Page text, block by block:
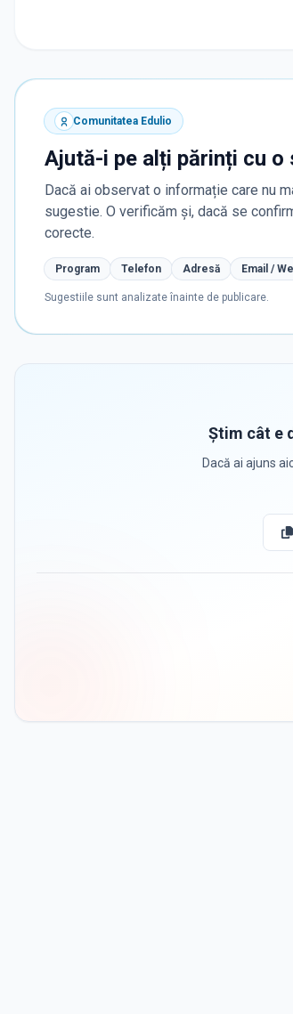
Comunitatea Edulio
Ajută-i pe alți părinți cu o
Dacă ai observat o informație care nu
sugestie. O verificăm și, dacă se
corecte.
Program Telefon Adresă Email /
Sugestiile sunt analizate înainte de publicare.
Știm cât e
Dacă ai ajuns